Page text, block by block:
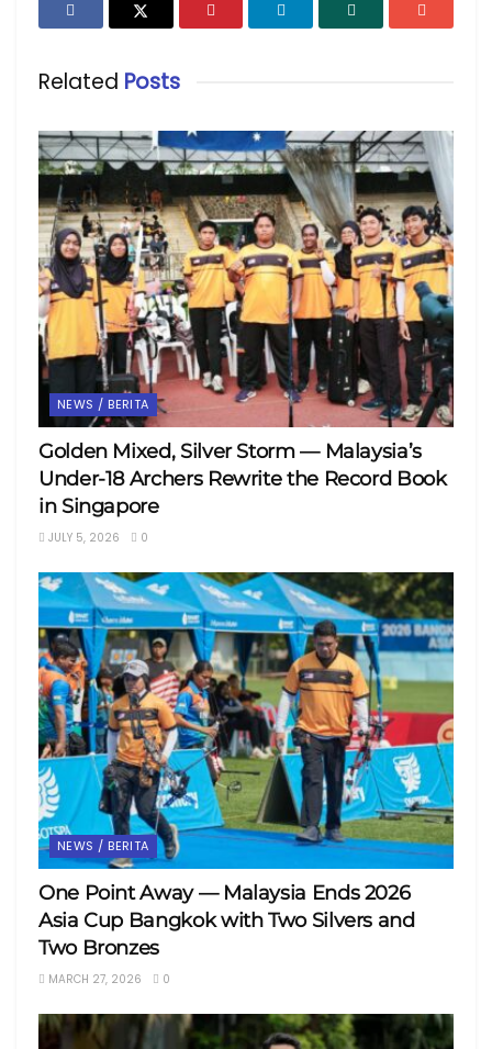
Related Posts
NEWS / BERITA
Golden Mixed, Silver Storm — Malaysia’s
Under-18 Archers Rewrite the Record Book
in Singapore
JULY 5, 2026 0
NEWS / BERITA
One Point Away — Malaysia Ends 2026
Asia Cup Bangkok with Two Silvers and
Two Bronzes
MARCH 27, 2026 0